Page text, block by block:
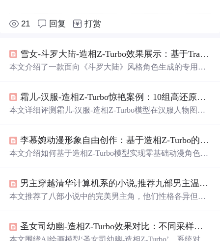
21 回复 打赏
雪女-斗罗大陆-造相Z-Turbo效果展示：基于Transformer架构的惊艳图像生成
本文介绍了一款面向《斗罗大陆》风格角色生成的专用AI
率细节生成能力，尤其擅长清冷系古风奇幻角色（如雪
女）的多角度、多姿态、高一致性图像合成。文中详述其
霜儿-汉服-造相Z-Turbo惊艳案例：10组高还原度汉服人物生成效果对比
本文详细评测霜儿-汉服-造相Z-Turbo模型在汉服人物图像
现、多人互动、艺术风格融合、季节天气及提示词边界。
该模型基于Z-Image-Turbo与LoRA微调，具备高人物还原
产。
李慕婉动漫形象自由创作：基于造相Z-Turbo的零基础AI绘画指南
本文介绍如何基于造相Z-Turbo模型实现零基础动漫角色生
实战案例与常见问题解决。内容聚焦AI绘画在垂直角色定
制中的落地应用，不涉及底层算法开发，适用于同人创作
男主穿越清华计算机系的小说,推荐九部男主温润如玉的小说，翩翩公子，风雅清华，你我岁月静好...
本文推荐了八部小说中的完美男主角，他们性格各异但都
极等。
圣女司幼幽-造相Z-Turbo效果对比：不同采样器（DPM++、Euler a）对圣女气质表现影响